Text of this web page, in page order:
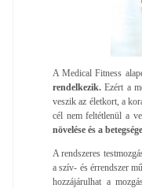
A Medical Fitness
rendelkezik.Ezért a
veszik az életkort, a
cél nem feltétlenül a
növelése és a
A rendszeres
a szív- és érrendszer
hozzájárulhat a